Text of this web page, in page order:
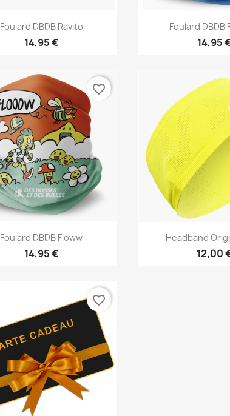
Vista rápida
Foulard DBDB Ravito
14,95 €
Vista
Foulard DBDB
14,95
Vista rápida
Foulard DBDB Floww
14,95 €
favorite_border
Vista
Headband
12,00
favorite_border